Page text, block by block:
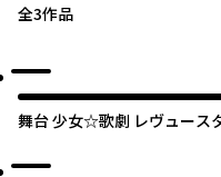
全3作品
舞台 少女☆歌劇 レヴュース
GLITTER